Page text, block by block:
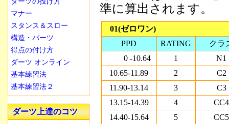
準に算出されます。
01(ゼロワン)
PPD
RATING
クラ
0 -10.64
1
N1
10.65-11.89
2
C2
11.90-13.14
3
C3
13.15-14.39
4
CC4
14.40-15.64
5
CC5
マナー
スタンス＆スロー
構造・パーツ
得点の付け方
ダーツ オンライン
基本練習法
基本練習法２
ダーツ上達のコツ